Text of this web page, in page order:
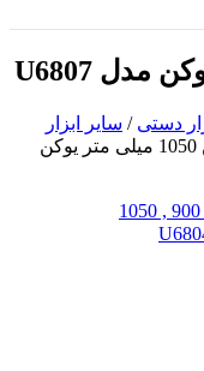
دستی / سایر ابزار
مفتول چین 1050 میلی متر یوکن